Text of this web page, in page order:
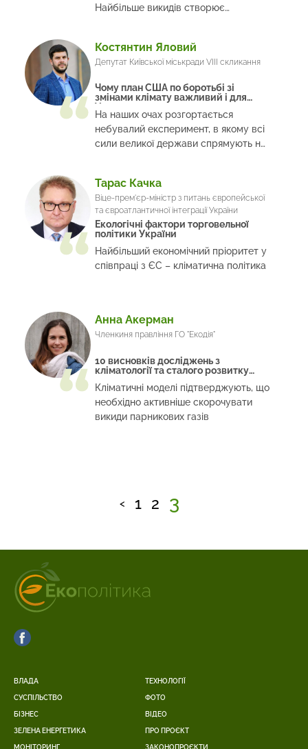
Найбільше викидів створює
Костянтин Яловий
Депутат Київської міськради VIII скликання
Чому план США по боротьбі зі
змінами клімату важливий і для
України
На наших очах розгортається
небувалий експеримент, в якому всі
сили великої держави спрямують на
Тарас Качка
Віце-прем'єр-міністр з питань європейської
та євроатлантичної інтеграції України
Екологічні фактори торговельної
політики України
Найбільший економічний пріоритет у
співпраці з ЄС – кліматична політика
Анна Акерман
Членкиня правління ГО "Екодія"
10 висновків досліджень з
кліматології та сталого розвитку
Кліматичні моделі підтверджують, що
необхідно активніше скорочувати
викиди парникових газів
< 1 2 3
ВЛАДА
СУСПІЛЬСТВО
БІЗНЕС
ЗЕЛЕНА ЕНЕРГЕТИКА
МОНІТОРИНГ
ТЕХНОЛОГІЇ
ФОТО
ВІДЕО
ПРО ПРОЄКТ
ЗАКОНОПРОЄКТИ